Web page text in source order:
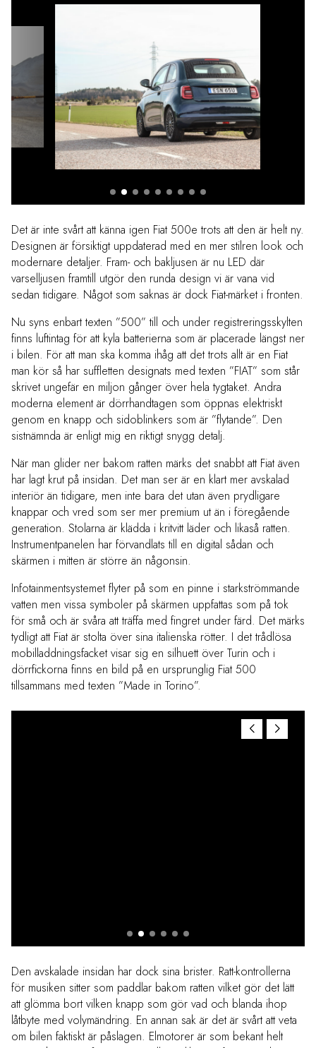
Det är inte svårt att känna igen Fiat 500e trots att den är helt ny.
Designen är försiktigt uppdaterad med en mer stilren look och
modernare detaljer. Fram- och bakljusen är nu LED där
varselljusen framtill utgör den runda design vi är vana vid
sedan tidigare. Något som saknas är dock Fiat-märket i fronten.
Nu syns enbart texten ”500” till och under registreringsskylten
finns luftintag för att kyla batterierna som är placerade längst ner
i bilen. För att man ska komma ihåg att det trots allt är en Fiat
man kör så har suffletten designats med texten ”FIAT” som står
skrivet ungefär en miljon gånger över hela tygtaket. Andra
moderna element är dörrhandtagen som öppnas elektriskt
genom en knapp och sidoblinkers som är ”flytande”. Den
sistnämnda är enligt mig en riktigt snygg detalj.
När man glider ner bakom ratten märks det snabbt att Fiat även
har lagt krut på insidan. Det man ser är en klart mer avskalad
interiör än tidigare, men inte bara det utan även prydligare
knappar och vred som ser mer premium ut än i föregående
generation. Stolarna är klädda i kritvitt läder och likaså ratten.
Instrumentpanelen har förvandlats till en digital sådan och
skärmen i mitten är större än någonsin.
Infotainmentsystemet flyter på som en pinne i starkströmmande
vatten men vissa symboler på skärmen uppfattas som på tok
för små och är svåra att träffa med fingret under färd. Det märks
tydligt att Fiat är stolta över sina italienska rötter. I det trådlösa
mobilladdningsfacket visar sig en silhuett över Turin och i
dörrfickorna finns en bild på en ursprunglig Fiat 500
tillsammans med texten ”Made in Torino”.
Den avskalade insidan har dock sina brister. Ratt-kontrollerna
för musiken sitter som paddlar bakom ratten vilket gör det lätt
att glömma bort vilken knapp som gör vad och blanda ihop
låtbyte med volymändring. En annan sak är det är svårt att veta
om bilen faktiskt är påslagen. Elmotorer är som bekant helt